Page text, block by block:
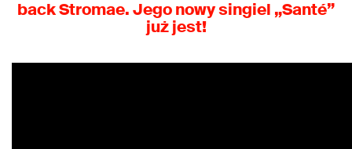
backStromae.Jego nowy singiel „Santé”
już jest!